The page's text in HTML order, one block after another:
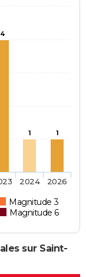
4
1 1
Magnitude 3
Magnitude 6
2024 2026
sur Saint-